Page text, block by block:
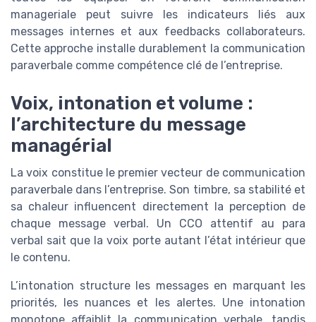
manageriale peut suivre les indicateurs liés aux
messages internes et aux feedbacks collaborateurs.
Cette approche installe durablement la communication
paraverbale comme compétence clé de l’entreprise.
Voix, intonation et volume :
l’architecture du message
managérial
La voix constitue le premier vecteur de communication
paraverbale dans l’entreprise. Son timbre, sa stabilité et
sa chaleur influencent directement la perception de
chaque message verbal. Un CCO attentif au para
verbal sait que la voix porte autant l’état intérieur que
le contenu.
L’intonation structure les messages en marquant les
priorités, les nuances et les alertes. Une intonation